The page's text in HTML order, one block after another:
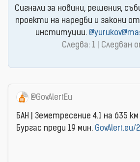
Сигнали за новини, решения,
проекти на наредби и закони
институции.
Следва: 1 | Следван
@GovAlertEu
БАН | Земетресение 4.1 на 635
Бургас преди 19 мин. GovAlert.eu/